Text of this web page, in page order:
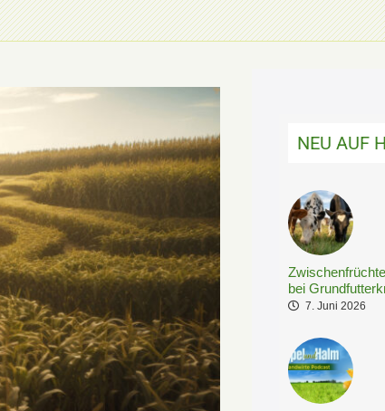
NEU AUF
bei
7. Juni 2026